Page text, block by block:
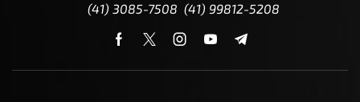
(41) 3085-7508 (41) 99812-5208